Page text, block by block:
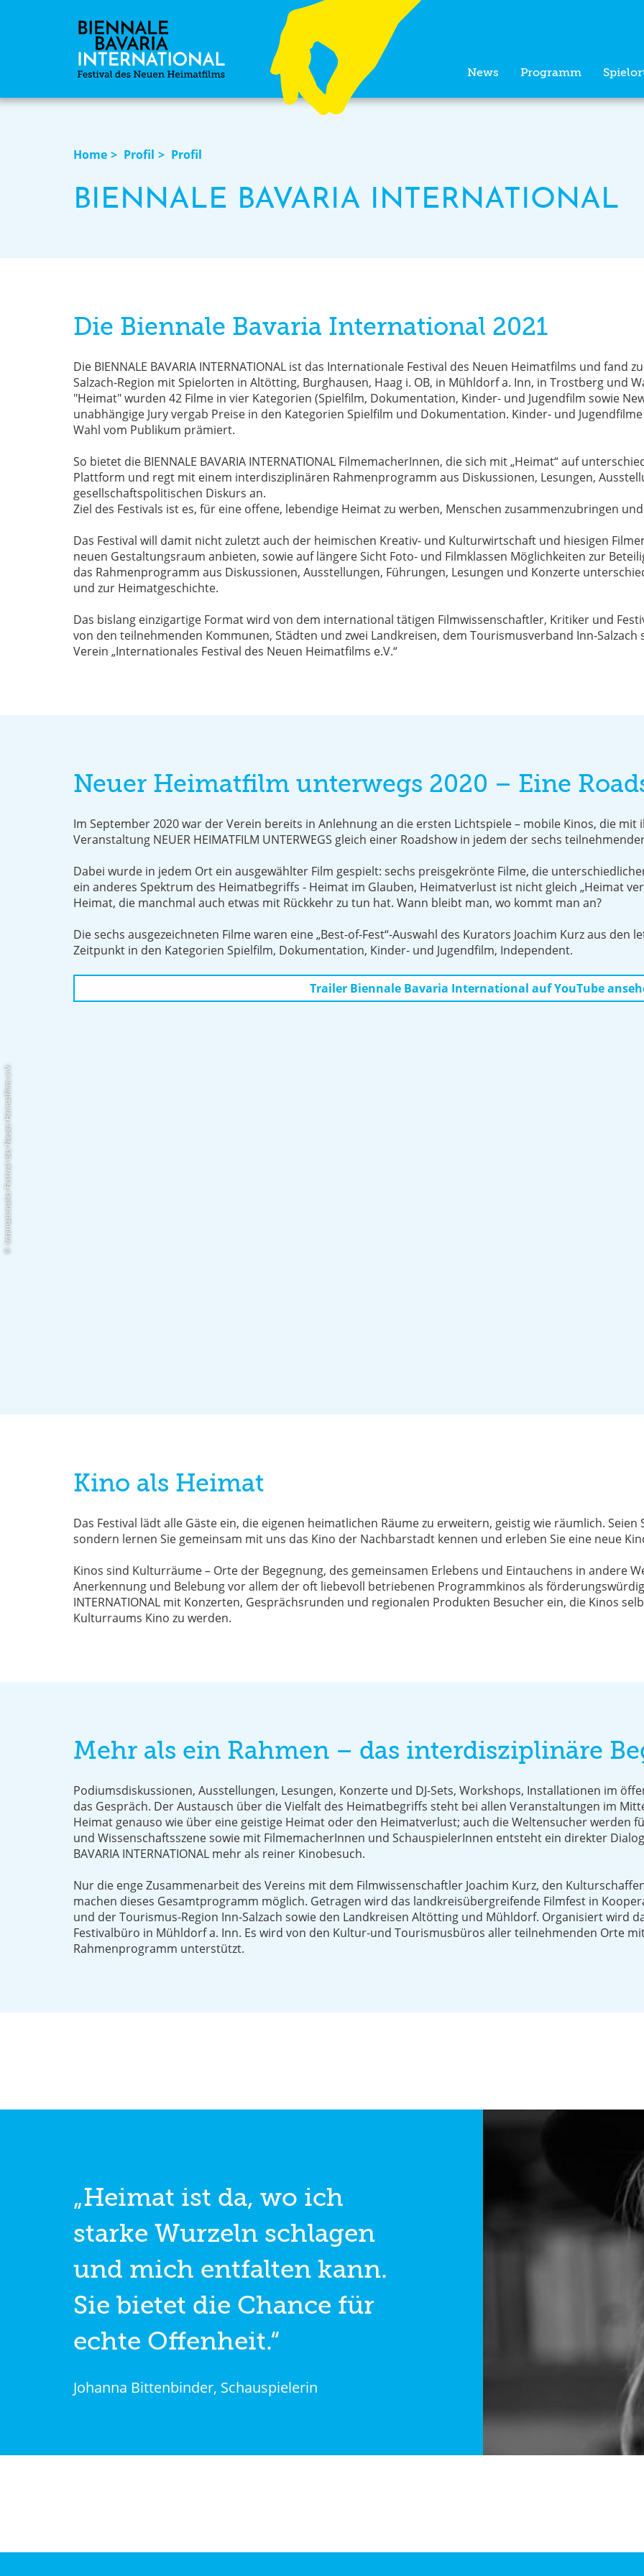
News Programm
Home Profil Profil
BIENNALE BAVARIA INTERNATIONAL
Die Biennale Bavaria International 2021
Die BIENNALE BAVARIA INTERNATIONAL ist das Internationale Festival des Neuen Heimatfilms und fand
Salzach-Region mit Spielorten in Altötting, Burghausen, Haag i. OB, in Mühldorf a. Inn, in Trostberg und
"Heimat" wurden 42 Filme in vier Kategorien (Spielfilm, Dokumentation, Kinder- und Jugendfilm sowie
unabhängige Jury vergab Preise in den Kategorien Spielfilm und Dokumentation. Kinder- und
Wahl vom Publikum prämiert.
So bietet die BIENNALE BAVARIA INTERNATIONAL FilmemacherInnen, die sich mit „Heimat“ auf
Plattform und regt mit einem interdisziplinären Rahmenprogramm aus Diskussionen, Lesungen,
gesellschaftspolitischen Diskurs an.
Ziel des Festivals ist es, für eine offene, lebendige Heimat zu werben, Menschen zusammenzubringen
Das Festival will damit nicht zuletzt auch der heimischen Kreativ- und Kulturwirtschaft und hiesigen
neuen Gestaltungsraum anbieten, sowie auf längere Sicht Foto- und Filmklassen Möglichkeiten zur
das Rahmenprogramm aus Diskussionen, Ausstellungen, Führungen, Lesungen und Konzerte
und zur Heimatgeschichte.
Das bislang einzigartige Format wird von dem international tätigen Filmwissenschaftler, Kritiker und
von den teilnehmenden Kommunen, Städten und zwei Landkreisen, dem Tourismusverband Inn-Salzach
Verein „Internationales Festival des Neuen Heimatfilms e.V.“
Neuer Heimatfilm unterwegs 2020 – Eine
Im September 2020 war der Verein bereits in Anlehnung an die ersten Lichtspiele – mobile Kinos, die
Veranstaltung NEUER HEIMATFILM UNTERWEGS gleich einer Roadshow in jedem der sechs
Dabei wurde in jedem Ort ein ausgewählter Film gespielt: sechs preisgekrönte Filme, die
ein anderes Spektrum des Heimatbegriffs - Heimat im Glauben, Heimatverlust ist nicht gleich „Heimat
Heimat, die manchmal auch etwas mit Rückkehr zu tun hat. Wann bleibt man, wo kommt man an?
Die sechs ausgezeichneten Filme waren eine „Best-of-Fest“-Auswahl des Kurators Joachim Kurz aus den
Zeitpunkt in den Kategorien Spielfilm, Dokumentation, Kinder- und Jugendfilm, Independent.
Trailer Biennale Bavaria International auf YouTube
© Internationales Festival des Neuen Heimatfilms e.V.
Kino als Heimat
Das Festival lädt alle Gäste ein, die eigenen heimatlichen Räume zu erweitern, geistig wie räumlich.
sondern lernen Sie gemeinsam mit uns das Kino der Nachbarstadt kennen und erleben Sie eine neue
Kinos sind Kulturräume – Orte der Begegnung, des gemeinsamen Erlebens und Eintauchens in andere
Anerkennung und Belebung vor allem der oft liebevoll betriebenen Programmkinos als
INTERNATIONAL mit Konzerten, Gesprächsrunden und regionalen Produkten Besucher ein, die Kinos
Kulturraums Kino zu werden.
Mehr als ein Rahmen – das interdisziplinäre
Podiumsdiskussionen, Ausstellungen, Lesungen, Konzerte und DJ-Sets, Workshops, Installationen im
das Gespräch. Der Austausch über die Vielfalt des Heimatbegriffs steht bei allen Veranstaltungen im
Heimat genauso wie über eine geistige Heimat oder den Heimatverlust; auch die Weltensucher werden
und Wissenschaftsszene sowie mit FilmemacherInnen und SchauspielerInnen entsteht ein direkter
BAVARIA INTERNATIONAL mehr als reiner Kinobesuch.
Nur die enge Zusammenarbeit des Vereins mit dem Filmwissenschaftler Joachim Kurz, den
machen dieses Gesamtprogramm möglich. Getragen wird das landkreisübergreifende Filmfest in
und der Tourismus-Region Inn-Salzach sowie den Landkreisen Altötting und Mühldorf. Organisiert wird
Festivalbüro in Mühldorf a. Inn. Es wird von den Kultur-und Tourismusbüros aller teilnehmenden Orte
Rahmenprogramm unterstützt.
„Heimat ist da, wo ich
starke Wurzeln schlagen
und mich entfalten kann.
Sie bietet die Chance für
echte Offenheit.“
Johanna Bittenbinder, Schauspielerin